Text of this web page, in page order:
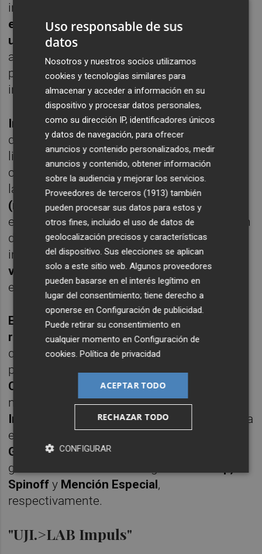
innovadoras aplicadas a la
emergencias climáticas extremas
urbanismo e infraestructuras resilientes
ante fenómenos climáticos adversos, con la
participación de empresas y personal
investigador.
Innotransferes una iniciativa multisectorial
de
innovación abierta y gestión colectiva
liderada por los cinco parques públicos
científicos valencianos que forman parte de
la
Red de Parques Científicos Valencianos
(rePCV), y permite poner en contacto a
empresas o asociaciones empresariales con
desafíos tecnológicos con personal
investigador de lasuniversidades públicas
valencianas, institutos tecnológicos u otras
empresas que puedan ofrecer soluciones.
Espaitectambién organizó los"VII Premios
rePCV", iniciativa impulsada por larePCV
que reconoce a compañías vinculadas a los
parques en las categoríasStartup, Spinoff,
Colaboración Universidad-Empresa
novedad, unaMención Especial a la
Innovación ante Eventos Climáticos
. En esta
edición,
Grid
, firmas deEspaitec
galardonadas con las categorías
Spinoff y Mención Especial,
respectivamente.
"UJI.>LAB Impuls"
Uso responsable de sus
datos
Nosotros y nuestros socios utilizamos
cookies y tecnologías similares para
almacenar y acceder a información en su
dispositivo y procesar datos personales,
como su dirección IP, identificadores únicos
y datos de navegación, para ofrecer
anuncios y contenido personalizados, medir
anuncios y contenido, obtener información
sobre la audiencia y mejorar los servicios.
Proveedores de terceros (1913) también
pueden procesar sus datos para estos y
otros fines, incluido el uso de datos de
geolocalización precisos y características
del dispositivo. Sus elecciones se aplican
solo a este sitio web. Algunos proveedores
pueden basarse en el interés legítimo en
lugar del consentimiento; tiene derecho a
oponerse enConfiguración de publicidad.
Puede retirar su consentimiento en
cualquier momento enConfiguración de
cookies.Política de privacidad
ACEPTAR TODO
RECHAZAR TODO
CONFIGURAR